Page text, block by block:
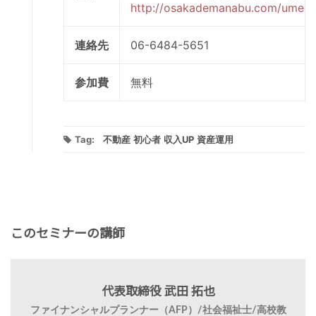
http://osakademanabu.com/
連絡先 06-6484-5651
参加費 無料
Tag: 不動産 初心者 収入UP 資産運用
このセミナーの講師
代表取締役 武田 拓也
ファイナンシャルプランナー（AFP）/社会福祉士/高校教